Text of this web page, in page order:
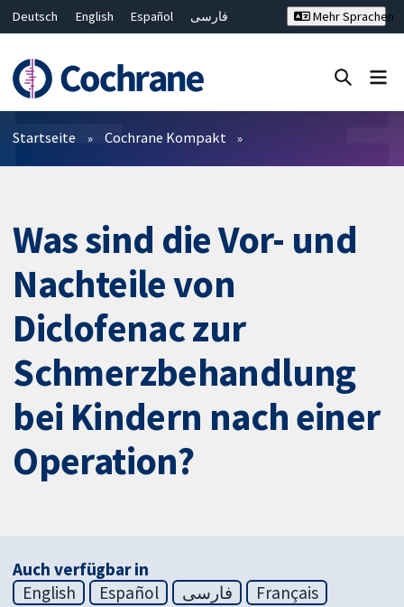
Deutsch English Español
فارسی
Bahasa Malaysia
ไทย
繁體中文
简体中文
Mehr Sprachen
Filter
Startseite Cochrane Kompakt
Was sind die Vor- und
Nachteile von
Diclofenac zur
Schmerzbehandlung
bei Kindern nach einer
Operation?
Auch verfügbar in
English
Español فارسی
Français